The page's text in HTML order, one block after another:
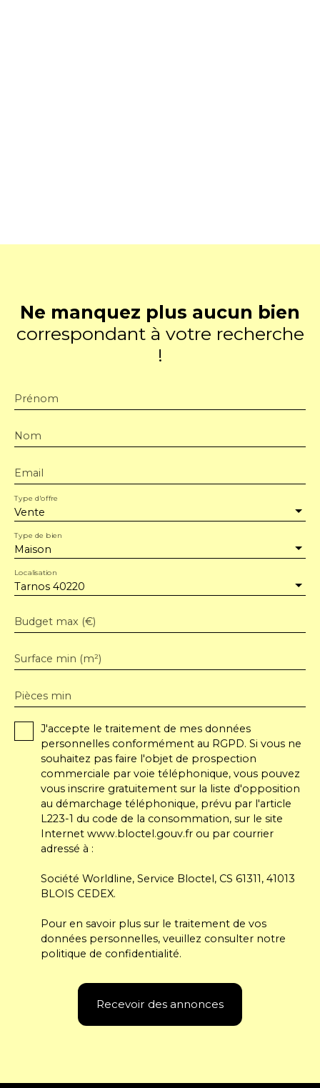
Ne manquez plus aucun bien
correspondant à votre recherche
!
Prénom
Nom
Email
Vente
Type d'offre
Maison
Type de bien
Tarnos 40220
Localisation
Budget max (€)
Surface min (m²)
Pièces min
J'accepte le traitement de mes données
personnelles conformément au RGPD. Si vous ne
souhaitez pas faire l'objet de prospection
commerciale par voie téléphonique, vous pouvez
vous inscrire gratuitement sur la liste d'opposition
au démarchage téléphonique, prévu par l'article
L223-1 du code de la consommation, sur le site
Internet www.bloctel.gouv.fr ou par courrier
adressé à :
Société Worldline, Service Bloctel, CS 61311, 41013
BLOIS CEDEX.
Pour en savoir plus sur le traitement de vos
données personnelles, veuillez consulter notre
politique de confidentialité.
Recevoir des annonces